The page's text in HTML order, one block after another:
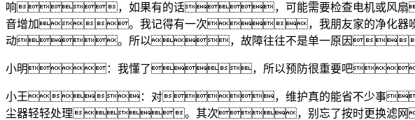
响，如果有的话，可能需要检查电机或风
音增加。我记得有一次，我朋友家的净化
动。所以，故障往往不是单一原因
小明：我懂了，所以预防很重要吧
小王：对，维护真的能省不少事
尘器轻轻处理。其次，别忘了按时更换滤网